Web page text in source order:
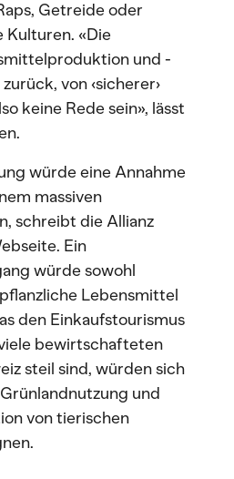
Getreide oder
Kulturen. «Die
und -
von ‹sicherer›
keine Rede sein», lässt
würde eine Annahme
massiven
schreibt die Allianz
Ein
würde sowohl
Lebensmittel
den Einkaufstourismus
bewirtschafteten
steil sind, würden sich
und
von tierischen